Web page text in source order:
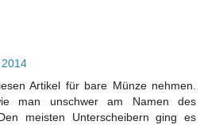
Artikel für bare Münze nehmen.
man unschwer am Namen des
meisten Unterscheibern ging es